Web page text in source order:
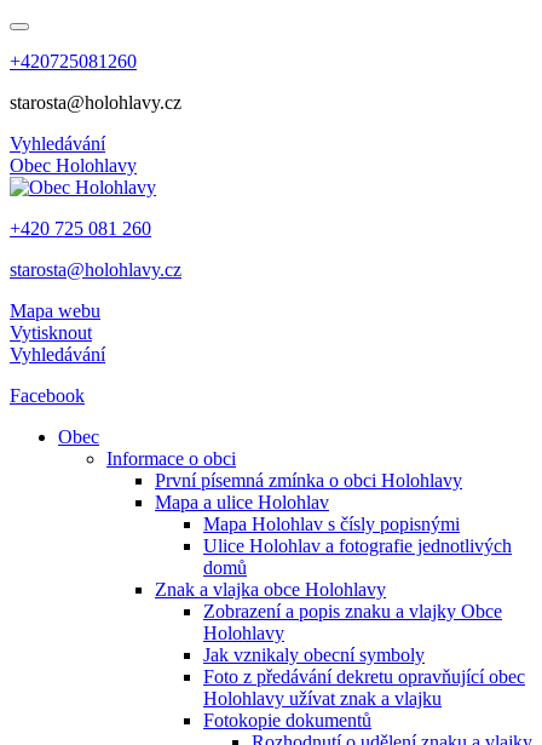
+420725081260
starosta@holohlavy.cz
Vyhledávání
Obec Holohlavy
+420 725 081 260
starosta@holohlavy.cz
Mapa webu
Vytisknout
Vyhledávání
Facebook
Obec
Informace o obci
První písemná zmínka o obci Holohlavy
Mapa a ulice Holohlav
Mapa Holohlav s čísly popisnými
Ulice Holohlav a fotografie jednotlivých
domů
Znak a vlajka obce Holohlavy
Zobrazení a popis znaku a vlajky Obce
Holohlavy
Jak vznikaly obecní symboly
Foto z předávání dekretu opravňující obec
Holohlavy užívat znak a vlajku
Fotokopie dokumentů